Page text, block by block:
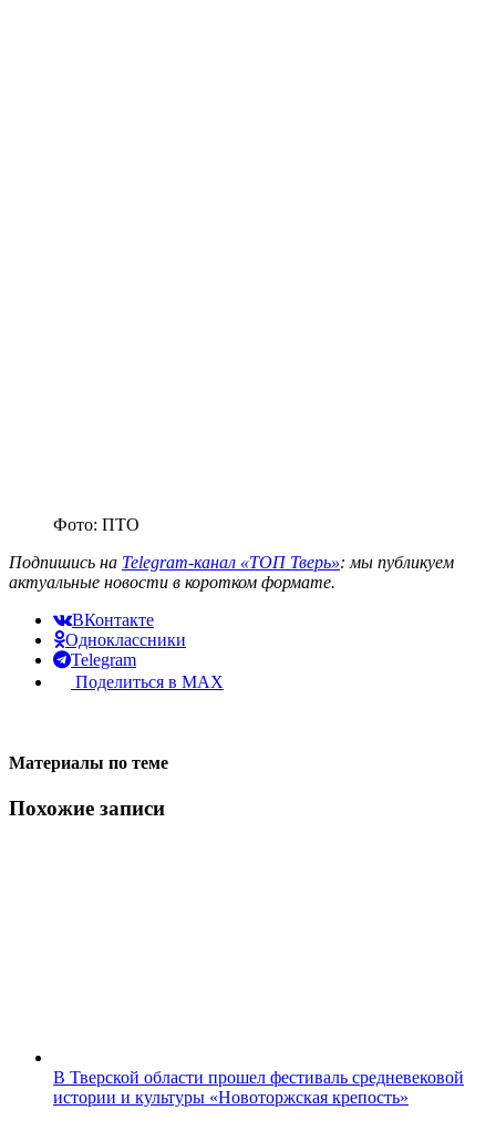
Фото: ПТО
Подпишись на Telegram-канал «ТОП Тверь»: мы публикуем
актуальные новости в коротком формате.
ВКонтакте
Одноклассники
Telegram
Поделиться в MAX
Материалы по теме
Похожие записи
В Тверской области прошел фестиваль средневековой
истории и культуры «Новоторжская крепость»